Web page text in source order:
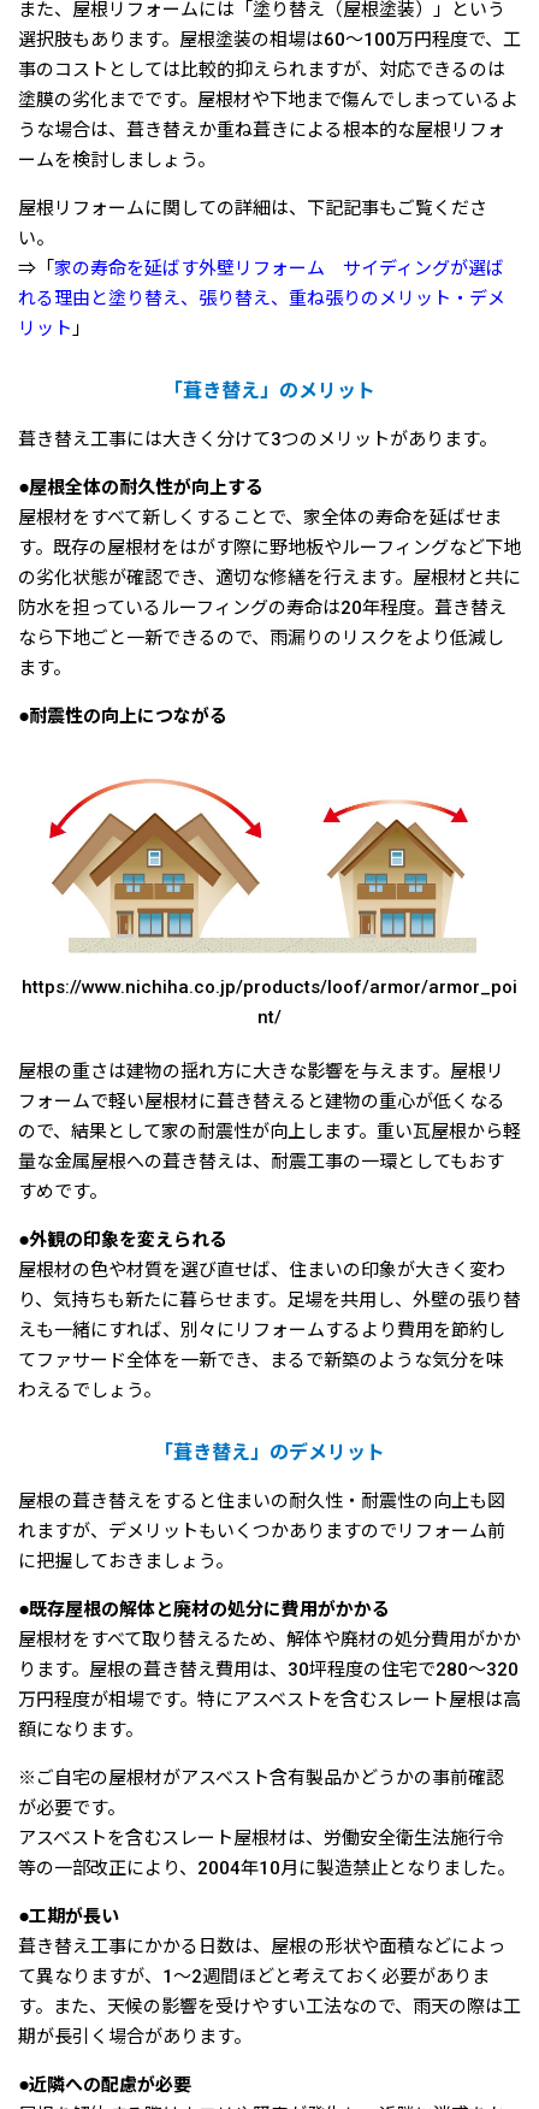
また、屋根リフォームには「塗り替え（屋根塗装）」という
選択肢もあります。屋根塗装の相場は60〜100万円程度で、工
事のコストとしては比較的抑えられますが、対応できるのは
塗膜の劣化までです。屋根材や下地まで傷んでしまっているよ
うな場合は、葺き替えか重ね葺きによる根本的な屋根リフォ
ームを検討しましょう。
屋根リフォームに関しての詳細は、下記記事もご覧くださ
い。
⇒「 家の寿命を延ばす外壁リフォーム サイディングが選ば
れる理由と塗り替え、張り替え、重ね張りのメリット・デメ
リット 」
「葺き替え」のメリット
葺き替え工事には大きく分けて3つのメリットがあります。
●屋根全体の耐久性が向上する
屋根材をすべて新しくすることで、家全体の寿命を延ばせま
す。既存の屋根材をはがす際に野地板やルーフィングなど下地
の劣化状態が確認でき、適切な修繕を行えます。屋根材と共に
防水を担っているルーフィングの寿命は20年程度。葺き替え
なら下地ごと一新できるので、雨漏りのリスクをより低減し
ます。
●耐震性の向上につながる
https://www.nichiha.co.jp/products/loof/armor/armor_poi
nt/
屋根の重さは建物の揺れ方に大きな影響を与えます。屋根リ
フォームで軽い屋根材に葺き替えると建物の重心が低くなる
ので、結果として家の耐震性が向上します。重い瓦屋根から軽
量な金属屋根への葺き替えは、耐震工事の一環としてもおす
すめです。
●外観の印象を変えられる
屋根材の色や材質を選び直せば、住まいの印象が大きく変わ
り、気持ちも新たに暮らせます。足場を共用し、外壁の張り替
えも一緒にすれば、別々にリフォームするより費用を節約し
てファサード全体を一新でき、まるで新築のような気分を味
わえるでしょう。
「葺き替え」のデメリット
屋根の葺き替えをすると住まいの耐久性・耐震性の向上も図
れますが、デメリットもいくつかありますのでリフォーム前
に把握しておきましょう。
●既存屋根の解体と廃材の処分に費用がかかる
屋根材をすべて取り替えるため、解体や廃材の処分費用がかか
ります。屋根の葺き替え費用は、30坪程度の住宅で280〜320
万円程度が相場です。特にアスベストを含むスレート屋根は高
額になります。
※ご自宅の屋根材がアスベスト含有製品かどうかの事前確認
が必要です。
アスベストを含むスレート屋根材は、労働安全衛生法施行令
等の一部改正により、2004年10月に製造禁止となりました。
●工期が長い
葺き替え工事にかかる日数は、屋根の形状や面積などによっ
て異なりますが、1〜2週間ほどと考えておく必要がありま
す。また、天候の影響を受けやすい工法なので、雨天の際は工
期が長引く場合があります。
●近隣への配慮が必要